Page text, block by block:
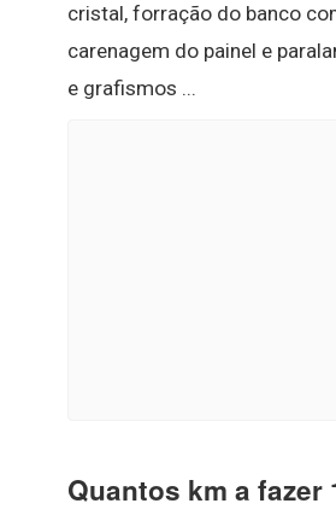
cristal, forração do banco
carenagem do painel e
e grafismos ...
Quantos km a fazer